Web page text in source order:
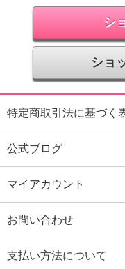
シ
ショ
特定商取引法に基づく
公式ブログ
マイアカウント
お問い合わせ
支払い方法について